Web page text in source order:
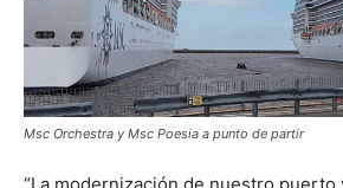
Msc Orchestra y Msc Poesia a punto de partir